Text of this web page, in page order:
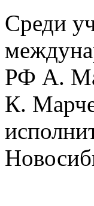
Среди
РФ А.
К.